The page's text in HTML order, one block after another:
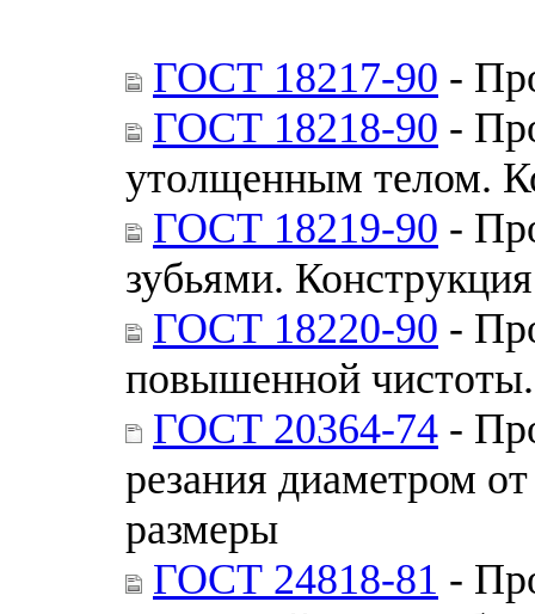
ГОСТ 18217-90 -
ГОСТ 18218-90 -
утолщенным телом.
ГОСТ 18219-90 -
зубьями. Конструкция
ГОСТ 18220-90 -
повышенной
ГОСТ 20364-74 -
резания диаметром
размеры
ГОСТ 24818-81 -